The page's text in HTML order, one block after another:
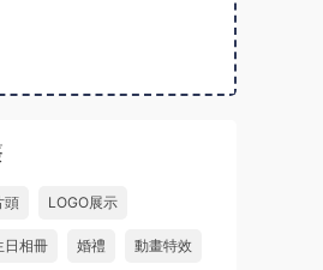
頭 LOGO展示
日相冊 婚禮 動畫特效